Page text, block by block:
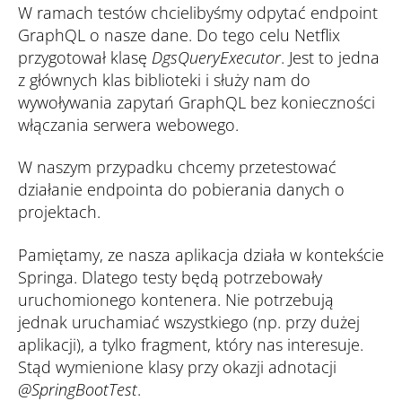
W ramach testów chcielibyśmy odpytać endpoint
GraphQL o nasze dane. Do tego celu Netflix
przygotował klasę DgsQueryExecutor. Jest to jedna
z głównych klas biblioteki i służy nam do
wywoływania zapytań GraphQL bez konieczności
włączania serwera webowego.
W naszym przypadku chcemy przetestować
działanie endpointa do pobierania danych o
projektach.
Pamiętamy, ze nasza aplikacja działa w kontekście
Springa. Dlatego testy będą potrzebowały
uruchomionego kontenera. Nie potrzebują
jednak uruchamiać wszystkiego (np. przy dużej
aplikacji), a tylko fragment, który nas interesuje.
Stąd wymienione klasy przy okazji adnotacji
@SpringBootTest.